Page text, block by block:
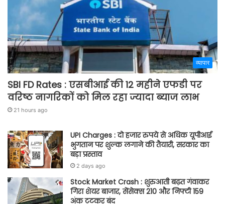
व्यापार
SBI FD Rates : एसबीआई की 12 महीने एफडी पर
वरिष्ठ नागरिकों को मिल रहा ज्यादा ब्याज लाभ
21 hours ago
UPI Charges : दो हजार रुपये से अधिक यूपीआई
भुगतान पर शुल्क लगाने की तैयारी, सरकार का
बड़ा प्रस्ताव
2 days ago
Stock Market Crash : शुरुआती बढ़त गंवाकर
गिरा शेयर बाजार, सेंसेक्स 210 और निफ्टी 159
अंक टूटकर बंद